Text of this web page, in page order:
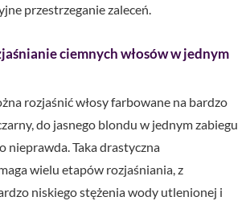
przestrzeganie zaleceń.
ciemnych włosów w jednym
rozjaśnić włosy farbowane na bardzo
do jasnego blondu w jednym zabiegu
nieprawda. Taka drastyczna
wielu etapów rozjaśniania, z
niskiego stężenia wody utlenionej i